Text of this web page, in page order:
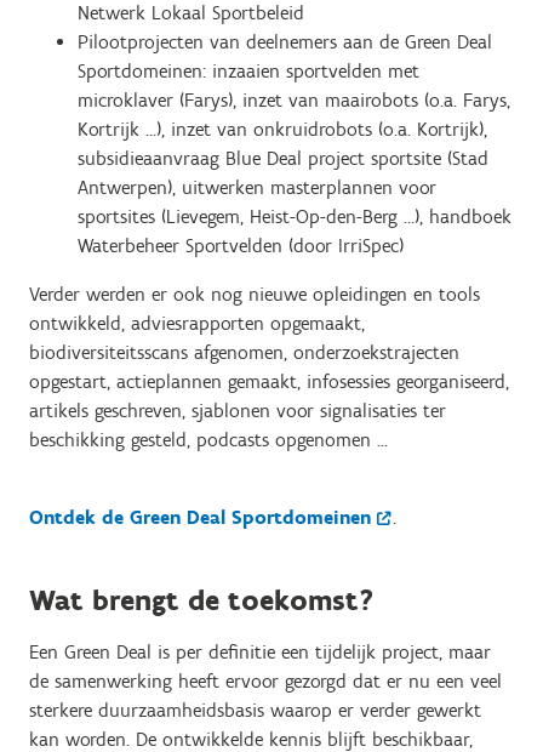
Netwerk Lokaal Sportbeleid
Pilootprojecten van deelnemers aan de Green Deal
Sportdomeinen: inzaaien sportvelden met
microklaver (Farys), inzet van maairobots (o.a. Farys,
Kortrijk …), inzet van onkruidrobots (o.a. Kortrijk),
subsidieaanvraag Blue Deal project sportsite (Stad
Antwerpen), uitwerken masterplannen voor
sportsites (Lievegem, Heist-Op-den-Berg …), handboek
Waterbeheer Sportvelden (door IrriSpec)
Verder werden er ook nog nieuwe opleidingen en tools
ontwikkeld, adviesrapporten opgemaakt,
biodiversiteitsscans afgenomen, onderzoekstrajecten
opgestart, actieplannen gemaakt, infosessies georganiseerd,
artikels geschreven, sjablonen voor signalisaties ter
beschikking gesteld, podcasts opgenomen ...
Ontdek de Green Deal Sportdomeinen .
Wat brengt de toekomst?
Een Green Deal is per definitie een tijdelijk project, maar
de samenwerking heeft ervoor gezorgd dat er nu een veel
sterkere duurzaamheidsbasis waarop er verder gewerkt
kan worden. De ontwikkelde kennis blijft beschikbaar,